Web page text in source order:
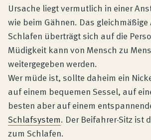
Ursache liegt vermutlich in einer
wie beim Gähnen. Das
Schlafen überträgt sich auf die
Müdigkeit kann von Mensch zu
weitergegeben werden.
Wer müde ist, sollte daheim ein
auf einem bequemen Sessel, auf
besten aber auf einem
Schlafsystem. Der Beifahrer-Sitz ist
zum Schlafen.